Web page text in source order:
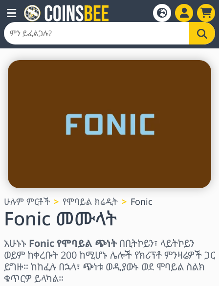
ሁሉም ምርቶች የሞባይል ክሬዲት Fonic
Fonic መሙላት
አሁኑኑ Fonic የሞባይል ጭነት በቢትኮይን፣ ላይትኮይን
ወይም ከቀረቡት 200 ከሚሆኑ ሌሎች የክሪፕቶ ምንዛሬዎች ጋር
ይግዙ። ከከፈሉ በኋላ፣ ጭነቱ ወዲያውኑ ወደ ሞባይል ስልክ
ቁጥርዎ ይላካል።